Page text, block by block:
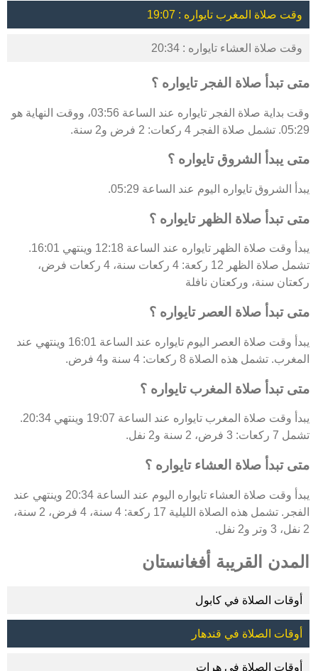
وقت صلاة المغرب تايواره : 19:07
وقت صلاة العشاء تايواره : 20:34
متى تبدأ صلاة الفجر تايواره ؟
وقت بداية صلاة الفجر تايواره عند الساعة 03:56، ووقت النهاية هو
05:29. تشمل صلاة الفجر 4 ركعات: 2 فرض و2 سنة.
متى يبدأ الشروق تايواره ؟
يبدأ الشروق تايواره اليوم عند الساعة 05:29.
متى تبدأ صلاة الظهر تايواره ؟
يبدأ وقت صلاة الظهر تايواره عند الساعة 12:18 وينتهي 16:01.
تشمل صلاة الظهر 12 ركعة: 4 ركعات سنة، 4 ركعات فرض،
ركعتان سنة، وركعتان نافلة
متى تبدأ صلاة العصر تايواره ؟
يبدأ وقت صلاة العصر اليوم تايواره عند الساعة 16:01 وينتهي عند
المغرب. تشمل هذه الصلاة 8 ركعات: 4 سنة و4 فرض.
متى تبدأ صلاة المغرب تايواره ؟
يبدأ وقت صلاة المغرب تايواره عند الساعة 19:07 وينتهي 20:34.
تشمل 7 ركعات: 3 فرض، 2 سنة و2 نفل.
متى تبدأ صلاة العشاء تايواره ؟
يبدأ وقت صلاة العشاء تايواره اليوم عند الساعة 20:34 وينتهي عند
الفجر. تشمل هذه الصلاة الليلية 17 ركعة: 4 سنة، 4 فرض، 2 سنة،
2 نفل، 3 وتر و2 نفل.
المدن القريبة أفغانستان
أوقات الصلاة في كابول
أوقات الصلاة في قندهار
أوقات الصلاة في هرات